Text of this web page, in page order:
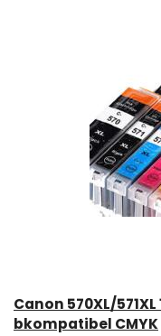
Canon 570XL/571XL
bkompatibel CMYK